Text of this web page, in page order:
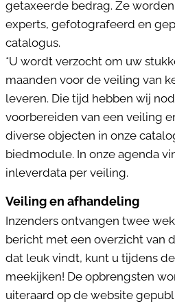
getaxeerde bedrag. Ze
experts, gefotografeerd en
catalogus.
*U wordt verzocht om uw
maanden voor de veiling van
leveren. Die tijd hebben wij
voorbereiden van een veiling
diverse objecten in onze
biedmodule. In onze agenda
inleverdata per veiling.
Veiling en afhandeling
Inzenders ontvangen twee
bericht met een overzicht van
dat leuk vindt, kunt u tijdens
meekijken! De opbrengsten
uiteraard op de website